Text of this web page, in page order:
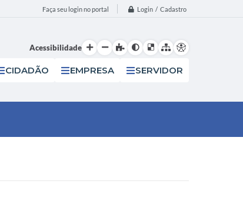
Faça seu login no portal Login / Cadastro
Acessibilidade
CIDADÃO EMPRESA SERVIDOR